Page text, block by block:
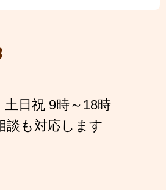
日祝 9時～18時
談も対応します